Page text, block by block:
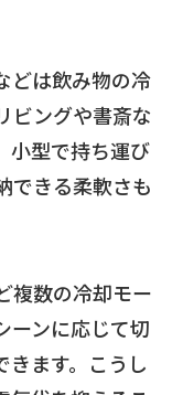
どは飲み物の冷
ビングや書斎な
小型で持ち運び
できる柔軟さも
複数の冷却モー
ーンに応じて切
きます。こうし